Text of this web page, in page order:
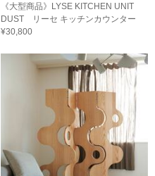
《大型商品》LYSE KITCHEN UNIT
DUST リーセ キッチンカウンター
¥30,800